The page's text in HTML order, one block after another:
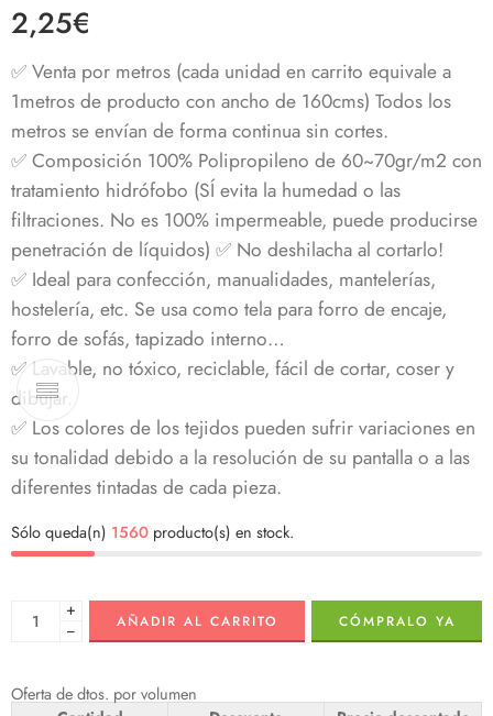
4.96 de 5 en
base a
de clientes
2,25€
✅ Venta por metros (cada unidad en carrito equivale a
1metros de producto con ancho de 160cms) Todos los
metros se envían de forma continua sin cortes.
✅ Composición 100% Polipropileno de 60~70gr/m2 con
tratamiento hidrófobo (SÍ evita la humedad o las
filtraciones. No es 100% impermeable, puede producirse
penetración de líquidos) ✅ No deshilacha al cortarlo!
✅ Ideal para confección, manualidades, mantelerías,
hostelería, etc. Se usa como tela para forro de encaje,
forro de sofás, tapizado interno…
✅ Lavable, no tóxico, reciclable, fácil de cortar, coser y
dibujar.
✅ Los colores de los tejidos pueden sufrir variaciones en
su tonalidad debido a la resolución de su pantalla o a las
diferentes tintadas de cada pieza.
Sólo queda(n) 1560 producto(s) en stock.
+
−
AÑADIR AL CARRITO CÓMPRALO YA
Oferta de dtos. por volumen